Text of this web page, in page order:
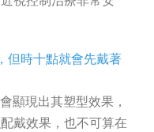
但時十點就會先戴著
顯現出其塑型效果，
戴效果，也不可算在